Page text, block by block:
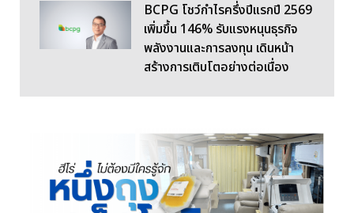
BCPG โชว์กำไรครึ่งปีแรกปี 2569
เพิ่มขึ้น 146% รับแรงหนุนธุรกิจ
พลังงานและการลงทุน เดินหน้า
สร้างการเติบโตอย่างต่อเนื่อง